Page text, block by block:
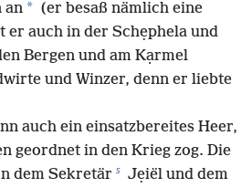
an * (er besaß nämlich eine
er auch in der Schẹphela und
Bergen und am Kạrmel
und Winzer, denn er liebte
auch ein einsatzbereites Heer,
geordnet in den Krieg zog. Die
dem Sekretär s Jẹiël und dem